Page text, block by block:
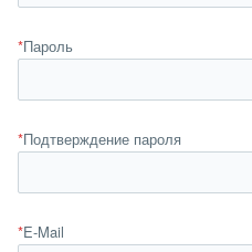
*Пароль
*Подтверждение пароля
*E-Mail